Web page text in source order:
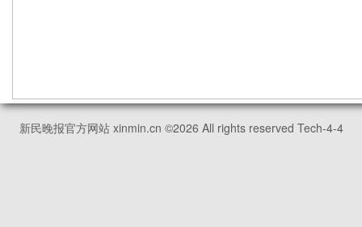
新民晚报官方网站 xinmin.cn ©2026 All rights reserved Tech-4-4